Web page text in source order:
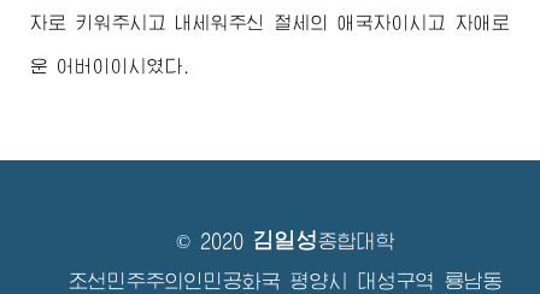
자로 키워주시고 내세워주신 절세의 애국자이시고 자애로
운 어버이 이시였다.
© 2020 김일성종합대학
조선민주주의인민공화국 평양시 대성구역 룡남동